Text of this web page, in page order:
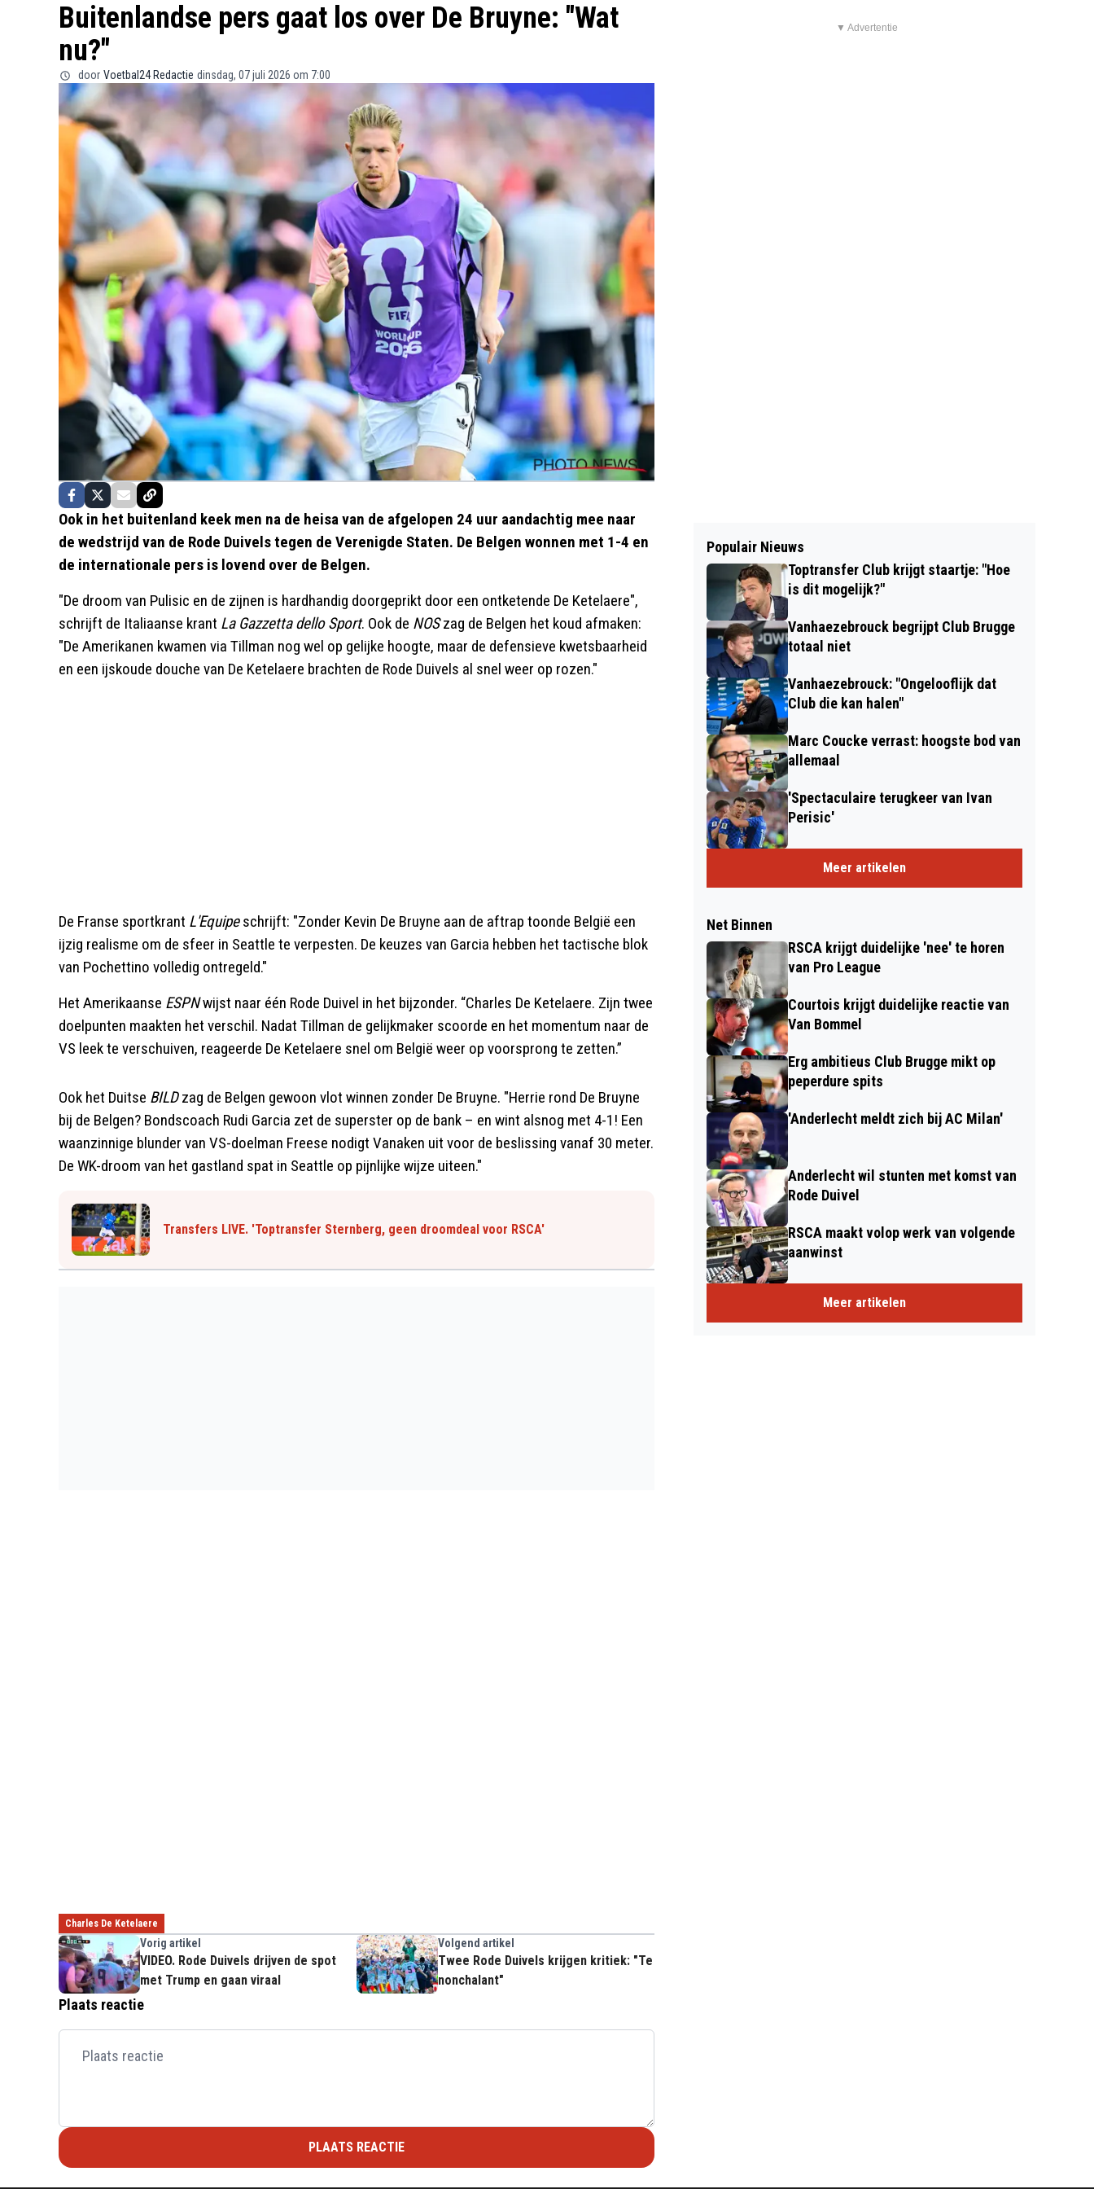
Buitenlandse pers gaat los over De Bruyne: "Wat
nu?"
door Voetbal24 Redactie dinsdag, 07 juli 2026 om 7:00
Ook in het buitenland keek men na de heisa van de afgelopen 24 uur aandachtig mee naar
de wedstrijd van de Rode Duivels tegen de Verenigde Staten. De Belgen wonnen met 1-4 en
de internationale pers is lovend over de Belgen.
"De droom van Pulisic en de zijnen is hardhandig doorgeprikt door een ontketende De Ketelaere",
schrijft de Italiaanse krant La Gazzetta dello Sport. Ook de NOSzag de Belgen het koud afmaken:
"De Amerikanen kwamen via Tillman nog wel op gelijke hoogte, maar de defensieve kwetsbaarheid
en een ijskoude douche van De Ketelaere brachten de Rode Duivels al snel weer op rozen."
De Franse sportkrant L'Equipeschrijft: "Zonder Kevin De Bruyne aan de aftrap toonde België een
ijzig realisme om de sfeer in Seattle te verpesten. De keuzes van Garcia hebben het tactische blok
van Pochettino volledig ontregeld."
Het Amerikaanse ESPNwijst naar één Rode Duivel in het bijzonder. “Charles De Ketelaere. Zijn twee
doelpunten maakten het verschil. Nadat Tillman de gelijkmaker scoorde en het momentum naar de
VS leek te verschuiven, reageerde De Ketelaere snel om België weer op voorsprong te zetten.”
Ook het Duitse BILDzag de Belgen gewoon vlot winnen zonder De Bruyne. "Herrie rond De Bruyne
bij de Belgen? Bondscoach Rudi Garcia zet de superster op de bank – en wint alsnog met 4-1! Een
waanzinnige blunder van VS-doelman Freese nodigt Vanaken uit voor de beslissing vanaf 30 meter.
De WK-droom van het gastland spat in Seattle op pijnlijke wijze uiteen."
Transfers LIVE. 'Toptransfer Sternberg, geen droomdeal voor RSCA'
Charles De Ketelaere
Vorig artikel
VIDEO. Rode Duivels drijven de spot
met Trump en gaan viraal
Volgend artikel
Twee Rode Duivels krijgen kritiek: "Te
nonchalant"
Plaats reactie
PLAATS REACTIE
▼ Advertentie
Populair Nieuws
Toptransfer Club krijgt staartje: "Hoe
is dit mogelijk?"
Vanhaezebrouck begrijpt Club Brugge
totaal niet
Vanhaezebrouck: "Ongelooflijk dat
Club die kan halen"
Marc Coucke verrast: hoogste bod van
allemaal
'Spectaculaire terugkeer van Ivan
Perisic'
Meer artikelen
Net Binnen
RSCA krijgt duidelijke 'nee' te horen
van Pro League
Courtois krijgt duidelijke reactie van
Van Bommel
Erg ambitieus Club Brugge mikt op
peperdure spits
'Anderlecht meldt zich bij AC Milan'
Anderlecht wil stunten met komst van
Rode Duivel
RSCA maakt volop werk van volgende
aanwinst
Meer artikelen